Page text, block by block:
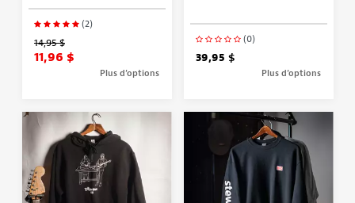
(2)
14,95 $
11,96 $
Plus d’options
(0)
39,95 $
Plus d’options